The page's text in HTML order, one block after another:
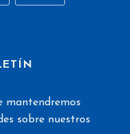
mantendremos
sobre nuestros